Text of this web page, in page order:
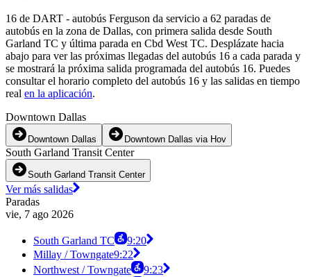
16 de DART - autobús Ferguson da servicio a 62 paradas de
autobús en la zona de Dallas, con primera salida desde South
Garland TC y última parada en Cbd West TC. Desplázate hacia
abajo para ver las próximas llegadas del autobús 16 a cada parada y
se mostrará la próxima salida programada del autobús 16. Puedes
consultar el horario completo del autobús 16 y las salidas en tiempo
real en la aplicación.
Downtown Dallas
Downtown Dallas Downtown Dallas via Hov
South Garland Transit Center
South Garland Transit Center
Ver más salidas
Paradas
vie, 7 ago 2026
South Garland TC
9:20
Millay / Towngate9:22
Northwest / Towngate
9:23